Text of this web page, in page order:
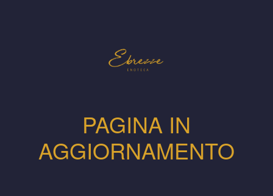
PAGINA IN
AGGIORNAMENTO